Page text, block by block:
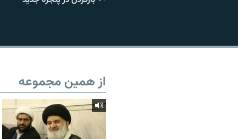
از همین مجموعه